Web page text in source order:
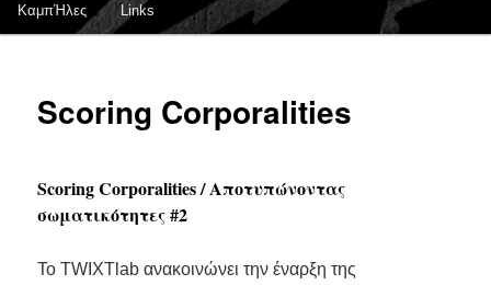
ΚαμπΉλες Links
Scoring Corporalities
Scoring Corporalities / Αποτυπώνοντας
σωματικότητες #2
Το TWIXTlab ανακοινώνει την έναρξη της